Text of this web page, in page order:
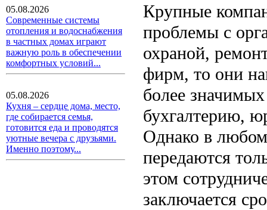
05.08.2026
Современные системы
отопления и водоснабжения
в частных домах играют
важную роль в обеспечении
комфортных условий...
05.08.2026
Кухня – сердце дома, место,
где собирается семья,
готовится еда и проводятся
уютные вечера с друзьями.
Именно поэтому...
Крупные
проблемы с
охраной,
фирм, то они
более
бухгалтерию,
Однако в
передаются
этом
заключается